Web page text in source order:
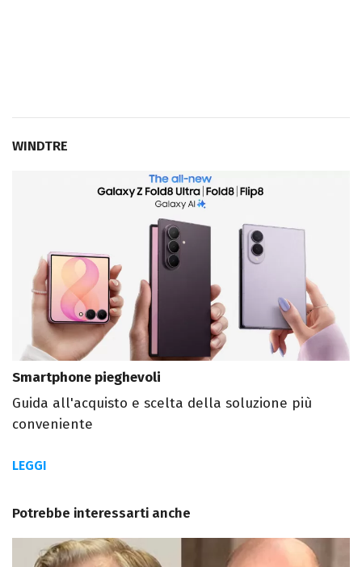
WINDTRE
Smartphone pieghevoli
Guida all'acquisto e scelta della soluzione più
conveniente
LEGGI
Potrebbe interessarti anche